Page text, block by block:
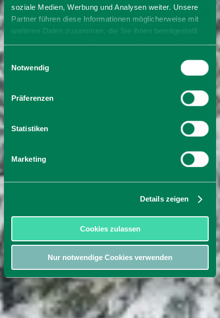
soziale Medien, Werbung und Analysen weiter. Unsere
Partner führen diese Informationen möglicherweise mit
weiteren Daten zusammen, die Sie ihnen bereitgestellt
Cookies, wenn Sie unsere Webseite weiterhin nutzen.
Notwendig
Präferenzen
Statistiken
Marketing
Details zeigen
Cookies zulassen
Nur notwendige Cookies verwenden